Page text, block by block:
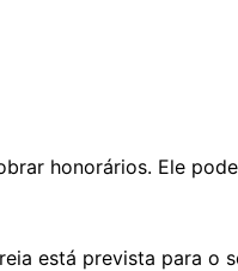
honorários. Ele pode
está prevista para o